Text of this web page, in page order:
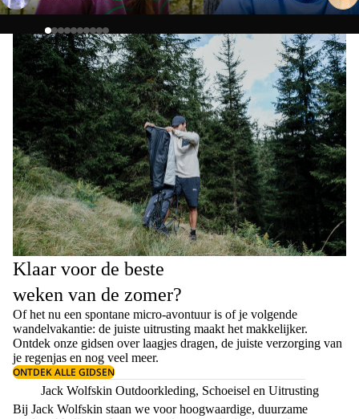
Klaar voor de beste
weken van de zomer?
Of het nu een spontane micro-avontuur is of je volgende
wandelvakantie: de juiste uitrusting maakt het makkelijker.
Ontdek onze gidsen overlaagjes dragen, de juiste verzorging van
je regenjas en nog veel meer.
ONTDEK ALLE GIDSEN
Jack Wolfskin Outdoorkleding, Schoeisel en Uitrusting
Bij Jack Wolfskin staan we voor hoogwaardige, duurzame